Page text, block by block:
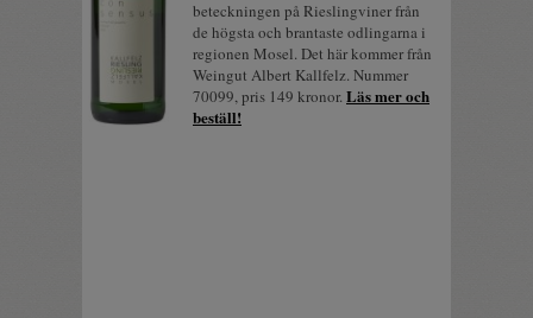
beteckningen på Rieslingviner från
de högsta och brantaste odlingarna i
regionen Mosel. Det här kommer från
Weingut Albert Kallfelz. Nummer
70099, pris 149 kronor. Läs mer och
beställ!